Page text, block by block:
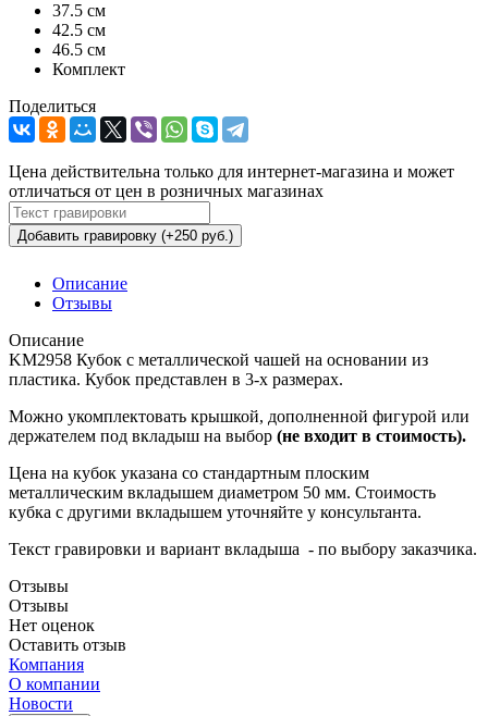
37.5 см
42.5 см
46.5 см
Комплект
Поделиться
Цена действительна только для интернет-магазина и может
отличаться от цен в розничных магазинах
Добавить гравировку (+250 руб.)
Описание
Отзывы
Описание
KM2958 Кубок с металлической чашей на основании из
пластика. Кубок представлен в 3-х размерах.
Можно укомплектовать крышкой, дополненной фигурой или
держателем под вкладыш на выбор (не входит в стоимость).
Цена на кубок указана со стандартным плоским
металлическим вкладышем диаметром 50 мм. Стоимость
кубка с другими вкладышем уточняйте у консультанта.
Текст гравировки и вариант вкладыша - по выбору заказчика.
Отзывы
Отзывы
Нет оценок
Оставить отзыв
Компания
О компании
Новости